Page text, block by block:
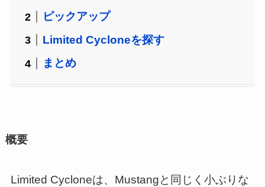
ピックアップ
Limited Cycloneを探す
まとめ
概要
Limited Cycloneは、Mustangと同じく小ぶりな